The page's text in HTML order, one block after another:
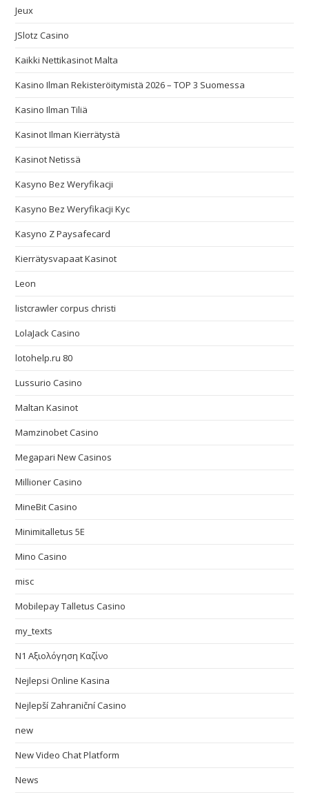
Jeux
JSlotz Casino
Kaikki Nettikasinot Malta
Kasino Ilman Rekisteröitymistä 2026 – TOP 3 Suomessa
Kasino Ilman Tiliä
Kasinot Ilman Kierrätystä
Kasinot Netissä
Kasyno Bez Weryfikacji
Kasyno Bez Weryfikacji Kyc
Kasyno Z Paysafecard
Kierrätysvapaat Kasinot
Leon
listcrawler corpus christi
LolaJack Casino
lotohelp.ru 80
Lussurio Casino
Maltan Kasinot
Mamzinobet Casino
Megapari New Casinos
Millioner Casino
MineBit Casino
Minimitalletus 5E
Mino Casino
misc
Mobilepay Talletus Casino
my_texts
N1 Αξιολόγηση Καζίνο
Nejlepsi Online Kasina
Nejlepší Zahraniční Casino
new
New Video Chat Platform
News